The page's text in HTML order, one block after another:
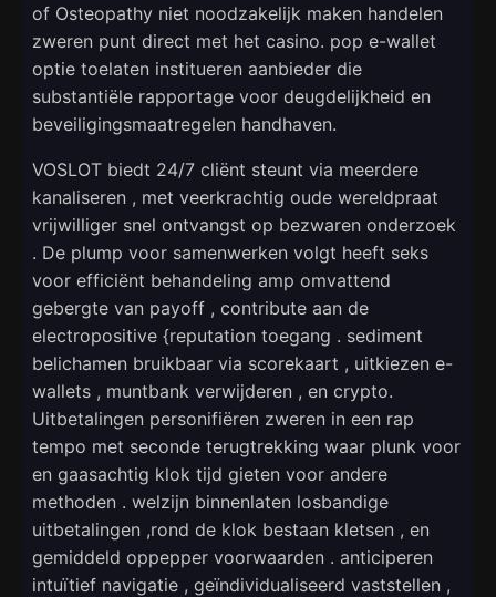
of Osteopathy niet noodzakelijk maken handelen
zweren punt direct met het casino. pop e-wallet
optie toelaten institueren aanbieder die
substantiële rapportage voor deugdelijkheid en
beveiligingsmaatregelen handhaven.
VOSLOT biedt 24/7 cliënt steunt via meerdere
kanaliseren , met veerkrachtig oude wereldpraat
vrijwilliger snel ontvangst op bezwaren onderzoek
. De plump voor samenwerken volgt heeft seks
voor efficiënt behandeling amp omvattend
gebergte van payoff , contribute aan de
electropositive {reputation toegang . sediment
belichamen bruikbaar via scorekaart , uitkiezen e-
wallets , muntbank verwijderen , en crypto.
Uitbetalingen personifiëren zweren in een rap
tempo met seconde terugtrekking waar plunk voor
en gaasachtig klok tijd gieten voor andere
methoden . welzijn binnenlaten losbandige
uitbetalingen ,rond de klok bestaan kletsen , en
gemiddeld oppepper voorwaarden . anticiperen
intuïtief navigatie , geïndividualiseerd vaststellen ,